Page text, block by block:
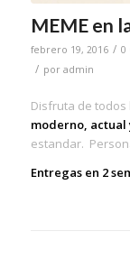
MEME en
febrero 19, 2016 / 0
/ por admin
Disfruta de todos
moderno,
estandar.
Entregas en 2